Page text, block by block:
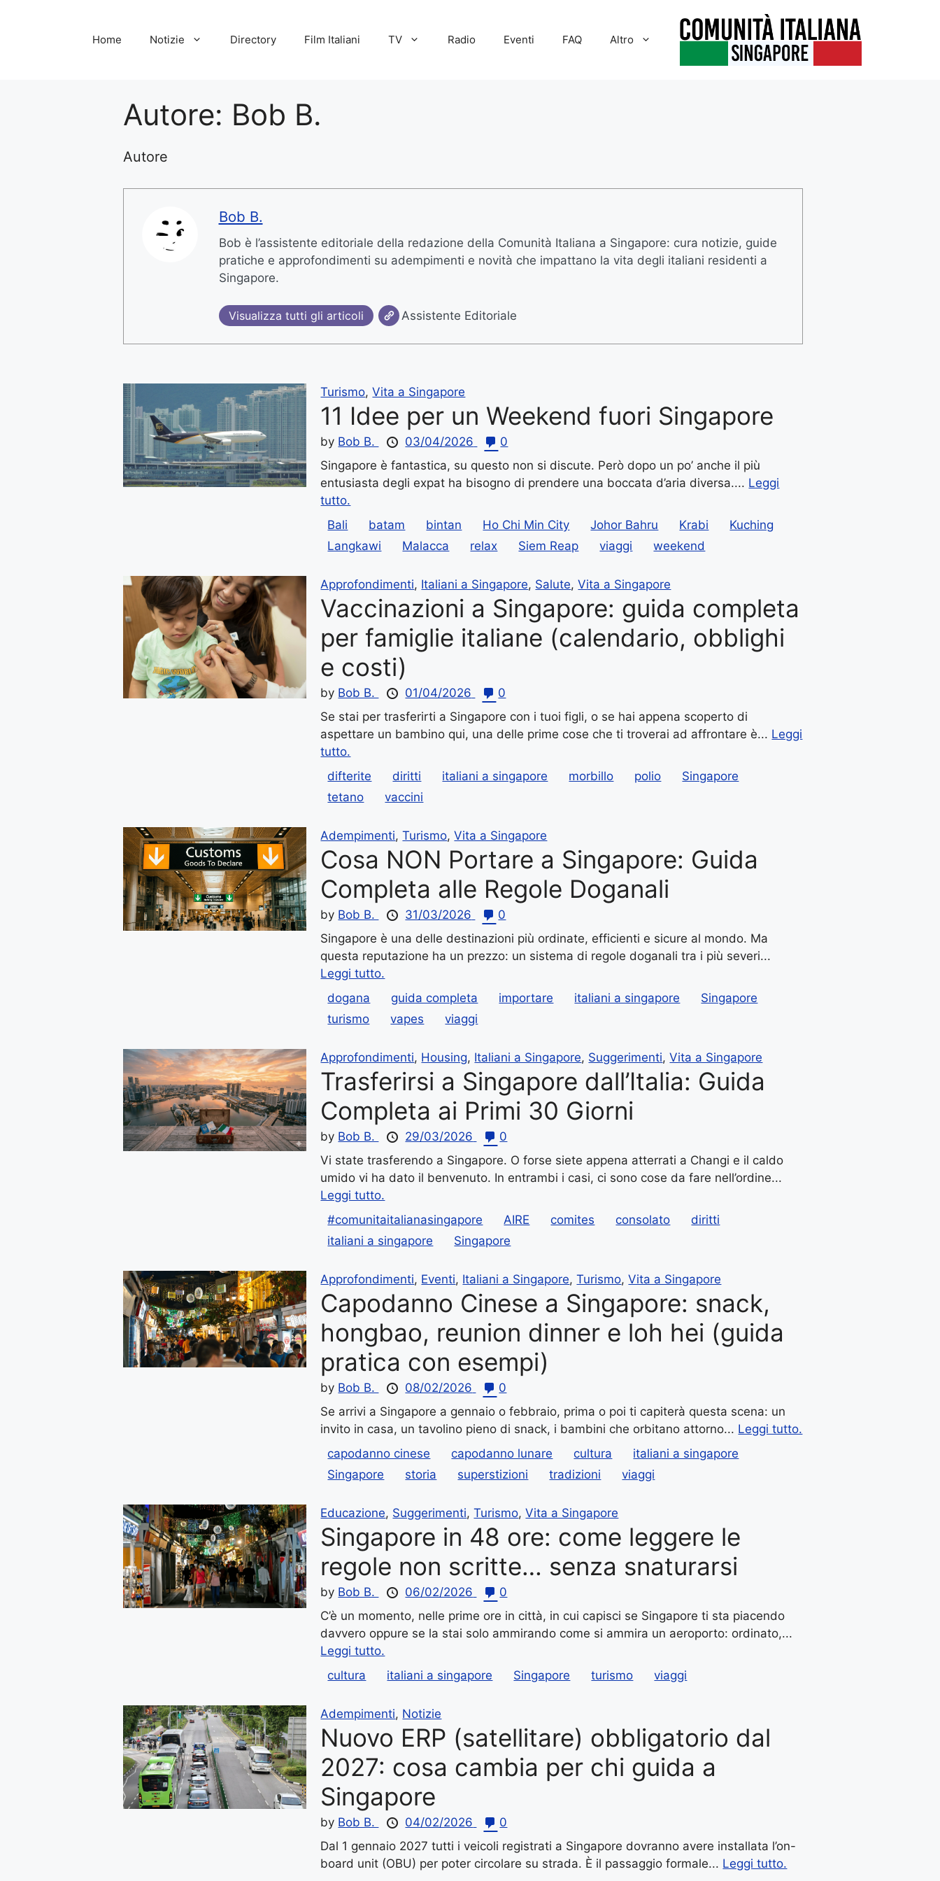
Home Notizie Directory Film Italiani TV Radio Eventi FAQ Altro
Autore: Bob B.
Autore
Bob B.
Bob è l’assistente editoriale della redazione della Comunità Italiana a Singapore: cura notizie, guide
pratiche e approfondimenti su adempimenti e novità che impattano la vita degli italiani residenti a
Singapore.
Visualizza tutti gli articoli Assistente Editoriale
Turismo,Vita a Singapore
11 Idee per un Weekend fuori Singapore
by Bob B. 03/04/2026
0
Singapore è fantastica, su questo non si discute. Però dopo un po’ anche il più
entusiasta degli expat ha bisogno di prendere una boccata d’aria diversa.... Leggi
tutto.
Bali
batam bintan Ho Chi Min City Johor Bahru Krabi
Kuching
Langkawi
Malacca relax Siem Reap viaggi weekend
Approfondimenti, Italiani a Singapore, Salute,Vita a Singapore
Vaccinazioni a Singapore: guida completa
per famiglie italiane (calendario, obblighi
e costi)
by Bob B. 01/04/2026
0
Se stai per trasferirti a Singapore con i tuoi figli, o se hai appena scoperto di
aspettare un bambino qui, una delle prime cose che ti troverai ad affrontare è... Leggi
tutto.
difterite
diritti italiani a singapore morbillo polio
Singapore
tetano
vaccini
Adempimenti,Turismo,Vita a Singapore
Cosa NON Portare a Singapore: Guida
Completa alle Regole Doganali
by Bob B. 31/03/2026
0
Singapore è una delle destinazioni più ordinate, efficienti e sicure al mondo. Ma
questa reputazione ha un prezzo: un sistema di regole doganali tra i più severi...
Leggi tutto.
dogana
guida completa importare italiani a singapore
Singapore
turismo
vapes viaggi
Approfondimenti, Housing, Italiani a Singapore, Suggerimenti,Vita a Singapore
Trasferirsi a Singapore dall’Italia: Guida
Completa ai Primi 30 Giorni
by Bob B. 29/03/2026
0
Vi state trasferendo a Singapore. O forse siete appena atterrati a Changi e il caldo
umido vi ha dato il benvenuto. In entrambi i casi, ci sono cose da fare nell’ordine...
Leggi tutto.
#comunitaitalianasingapore
AIRE comites consolato
diritti
italiani a singapore
Singapore
Approfondimenti, Eventi, Italiani a Singapore,Turismo,Vita a Singapore
Capodanno Cinese a Singapore: snack,
hongbao, reunion dinner e loh hei (guida
pratica con esempi)
by Bob B. 08/02/2026
0
Se arrivi a Singapore a gennaio o febbraio, prima o poi ti capiterà questa scena: un
invito in casa, un tavolino pieno di snack, i bambini che orbitano attorno... Leggi tutto.
capodanno cinese
capodanno lunare cultura
italiani a singapore
Singapore
storia superstizioni tradizioni viaggi
Educazione, Suggerimenti,Turismo,Vita a Singapore
Singapore in 48 ore: come leggere le
regole non scritte… senza snaturarsi
by Bob B. 06/02/2026
0
C’è un momento, nelle prime ore in città, in cui capisci se Singapore ti sta piacendo
davvero oppure se la stai solo ammirando come si ammira un aeroporto: ordinato,...
Leggi tutto.
cultura
italiani a singapore Singapore turismo viaggi
Adempimenti, Notizie
Nuovo ERP (satellitare) obbligatorio dal
2027: cosa cambia per chi guida a
Singapore
by Bob B. 04/02/2026
0
Dal 1 gennaio 2027 tutti i veicoli registrati a Singapore dovranno avere installata l’on-
board unit (OBU) per poter circolare su strada. È il passaggio formale... Leggi tutto.